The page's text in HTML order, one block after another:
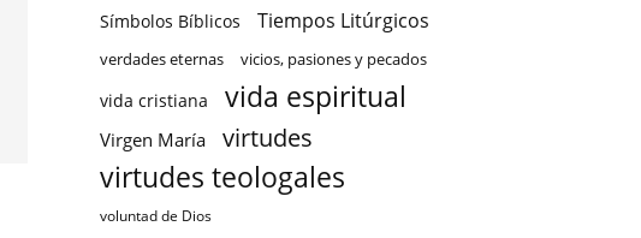
Símbolos Bíblicos Tiempos Litúrgicos
verdades eternas vicios, pasiones y pecados
vida cristiana vida espiritual
Virgen María virtudes
virtudes teologales
voluntad de Dios